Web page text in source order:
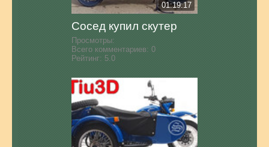
01:19:17
Сосед купил скутер
Просмотры:
Всего комментариев: 0
Рейтинг: 5.0